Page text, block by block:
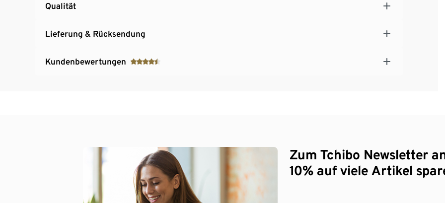
Qualität
Lieferung & Rücksendung
Kundenbewertungen
Zum Tchibo Newsletter
10% auf viele Artikel